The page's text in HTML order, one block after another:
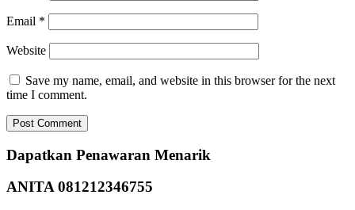
Email *
Website
Save my name, email, and website in this browser for the next
time I comment.
Primary
Sidebar
Dapatkan Penawaran Menarik
ANITA 081212346755